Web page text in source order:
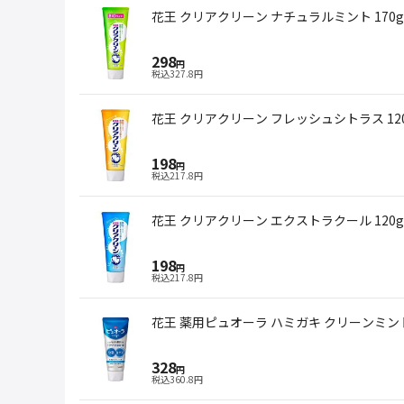
花王 クリアクリーン ナチュラルミント 170g
298円
税込327.8円
花王 クリアクリーン フレッシュシトラス
198円
税込217.8円
花王 クリアクリーン エクストラクール 120g
198円
税込217.8円
花王 薬用ピュオーラ ハミガキ クリーンミン
328円
税込360.8円